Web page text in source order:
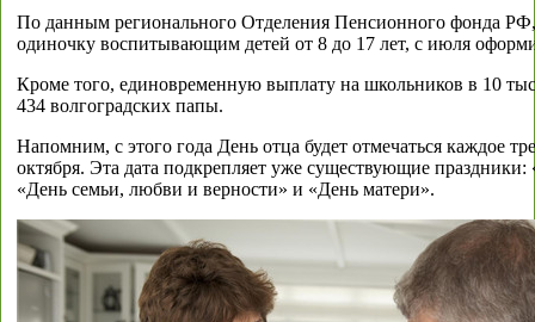
По данным регионального Отделения Пенсионного фонда
одиночку воспитывающим детей от 8 до 17 лет, с июля
Кроме того, единовременную выплату на школьников в 10
434 волгоградских папы.
Напомним, с этого года День отца будет отмечаться каждое
октября. Эта дата подкрепляет уже существующие
«День семьи, любви и верности» и «День матери».